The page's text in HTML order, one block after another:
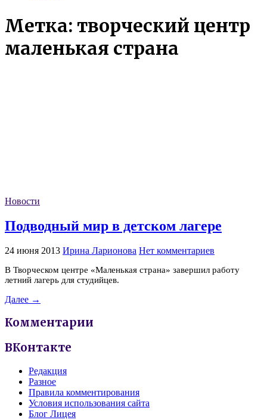
Метка: творческий центр
маленькая страна
Новости
Подводный мир в детском лагере
24 июня 2013 Ирина Ларионова Нет комментариев
В Творческом центре «Маленькая страна» завершил работу
летний лагерь для студийцев.
Далее →
Комментарии
ВКонтакте
Редакция
Разное
Правила комментирования
Условия использования сайта
Блог Лицея